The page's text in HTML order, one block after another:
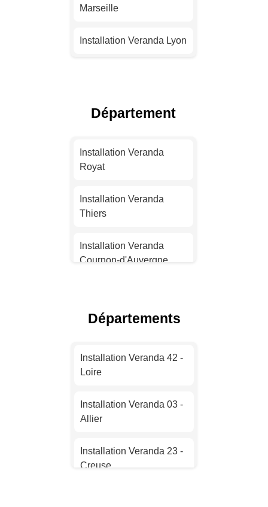
Marseille
Installation Veranda Lyon
Installation Veranda Nice
Installation Veranda
Nantes
Installation Veranda
Strasbourg
Installation Veranda
Montpellier
Installation Veranda
Installation Veranda
Installation Veranda Le
Département
Installation Veranda
Royat
Installation Veranda
Thiers
Installation Veranda
Cournon-d'Auvergne
Cébazat
Ambert
Issoire
Départements
Installation Veranda 42 -
Loire
Installation Veranda 03 -
Allier
Installation Veranda 23 -
Creuse